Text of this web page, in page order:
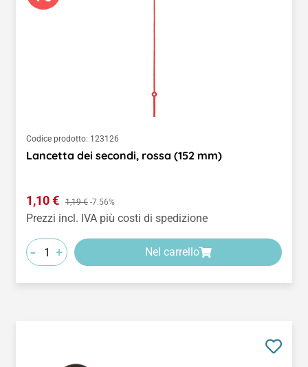
Codice prodotto: 123126
Lancetta dei secondi, rossa (152 mm)
Prezzo di vendita:
1,10 € Prezzo normale:
1,19 € -7.56%
Prezzi incl. IVA più costi di spedizione
- + Nel carrello